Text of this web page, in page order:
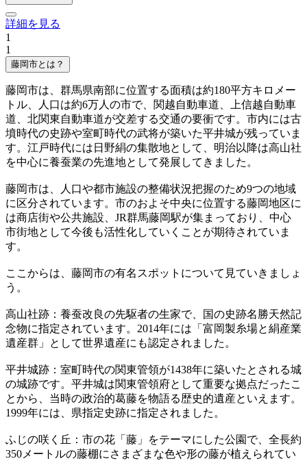
詳細を見る
1
1
藤岡市とは？
藤岡市は、群馬県南部に位置する面積は約180平方キロメー
トル、人口は約6万人の市で、関越自動車道、上信越自動車
道、北関東自動車道が交差する交通の要衝です。市内には古
墳時代の史跡や室町時代の武将が築いた平井城が残っていま
す。江戸時代には日野絹の集散地として、明治以降は高山社
を中心に養蚕業の先進地として発展してきました。
藤岡市は、人口や都市施設の整備状況把握のため9つの地域
に区分されています。市のおよそ中央に位置する藤岡地区に
は商店街や公共施設、JR群馬藤岡駅が集まっており、中心
市街地として今後も活性化していくことが期待されていま
す。
ここからは、藤岡市の有名スポットについて見ていきましょ
う。
高山社跡：養蚕改良の先駆者の生家で、国の史跡名勝天然記
念物に指定されています。2014年には「富岡製糸場と絹産業
遺産群」として世界遺産にも認定されました。
平井城跡：室町時代の関東管領が1438年に築いたとされる城
の城跡です。平井城は関東管領府として重要な拠点だったこ
とから、当時の政治的葛藤を物語る歴史的遺産といえます。
1999年には、県指定史跡に指定されました。
ふじの咲く丘：市の花「藤」をテーマにした公園で、全長約
350メートルの藤棚にさまざまな色や形の藤が植えられてい